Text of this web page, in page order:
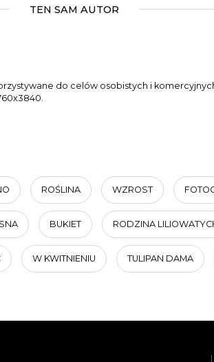
TEN SAM AUTOR
do celów osobistych i
ROŚLINA WZROST
BUKIET RODZINA
W KWITNIENIU TULIPAN DAMA